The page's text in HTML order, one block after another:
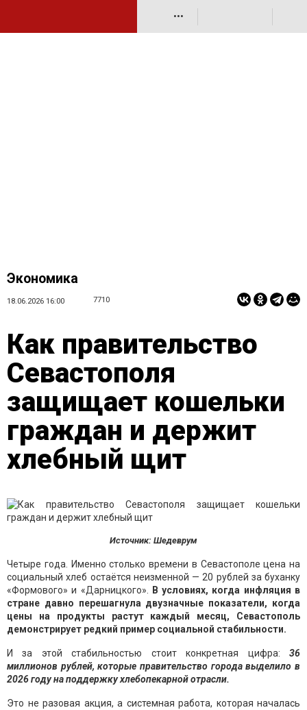
•••
Экономика
18.06.2026 16:00 7710
Как правительство
Севастополя
защищает кошельки
граждан и держит
хлебный щит
Источник: Шедеврум
Четыре года. Именно столько времени в Севастополе цена на
социальный хлеб остаётся неизменной — 20 рублей за буханку
«Формового» и «Дарницкого».
В условиях, когда инфляция в
стране давно перешагнула двузначные показатели, когда
цены на продукты растут каждый месяц, Севастополь
демонстрирует редкий пример социальной стабильности.
И за этой стабильностью стоит конкретная цифра: 36
миллионов рублей, которые правительство города выделило в
2026 году на поддержку хлебопекарной отрасли.
Это не разовая акция, а системная работа, которая началась